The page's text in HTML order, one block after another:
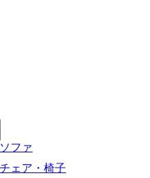
ソファ
チェア・椅子
、カートに追加できます